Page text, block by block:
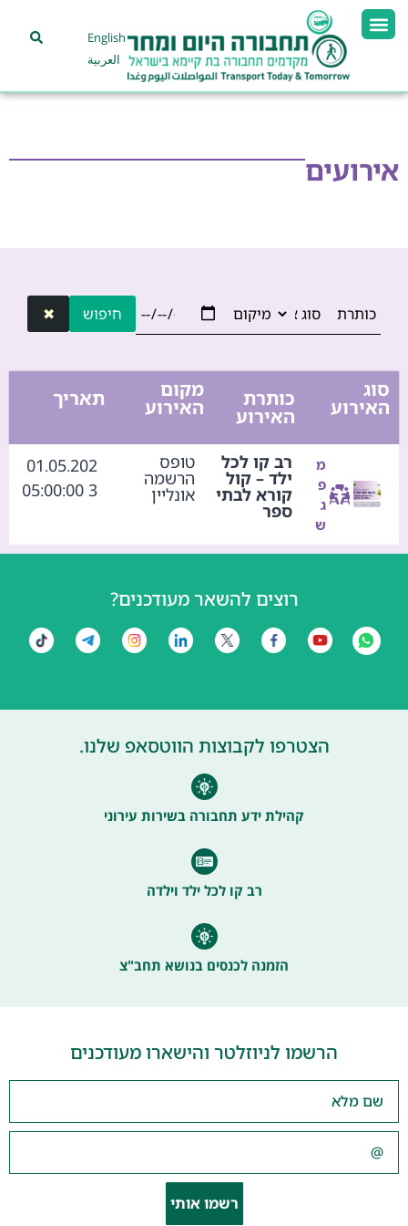
English
العربية
אירועים
חיפוש ✖
סוג
האירוע כותרת
האירוע
מקום
האירוע תאריך
מ
פ
ג
ש
רב קו לכל
ילד – קול
קורא לבתי
ספר
טופס
הרשמה
אונליין
01.05.202
3 05:00:00
רוצים להשאר מעודכנים?
הצטרפו לקבוצות הווטסאפ שלנו.
קהילת ידע תחבורה בשירות עירוני
רב קו לכל ילד וילדה
הזמנה לכנסים בנושא תחב"צ
הרשמו לניוזלטר והישארו מעודכנים
רשמו אותי